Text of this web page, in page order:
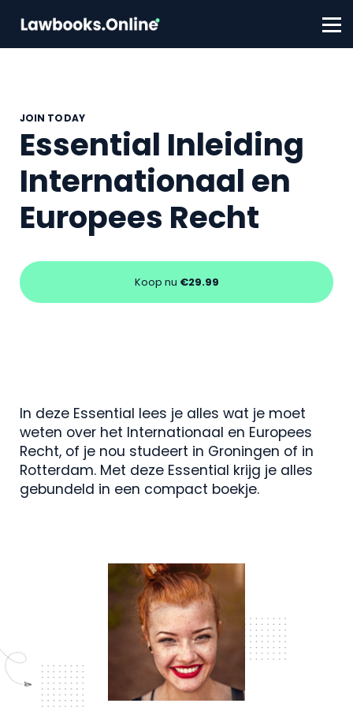
FAQ
Contact
JOIN TODAY
Essential Inleiding
Internationaal en
Europees Recht
Koop nu €29.99
In deze Essential lees je alles wat je moet
weten over het Internationaal en Europees
Recht, of je nou studeert in Groningen of in
Rotterdam. Met deze Essential krijg je alles
gebundeld in een compact boekje.